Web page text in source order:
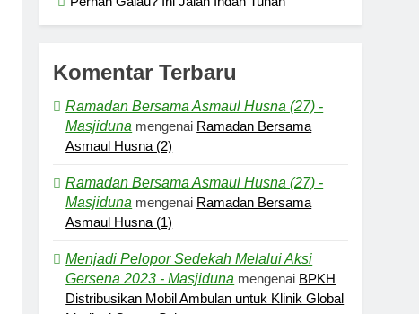
Komentar Terbaru
Ramadan Bersama Asmaul Husna (27) -
Masjiduna mengenai Ramadan Bersama
Asmaul Husna (2)
Ramadan Bersama Asmaul Husna (27) -
Masjiduna mengenai Ramadan Bersama
Asmaul Husna (1)
Menjadi Pelopor Sedekah Melalui Aksi
Gersena 2023 - Masjiduna mengenai BPKH
Distribusikan Mobil Ambulan untuk Klinik Global